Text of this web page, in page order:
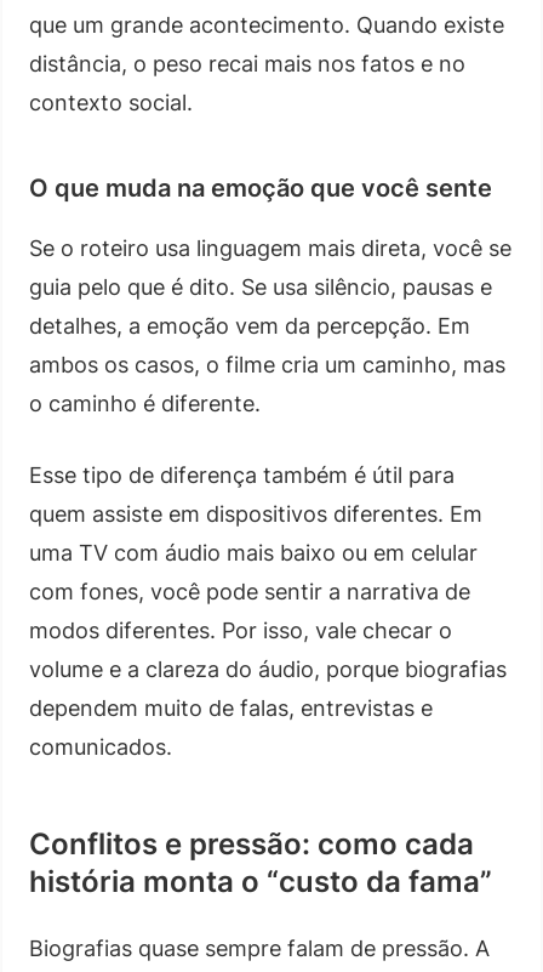
que um grande acontecimento. Quando existe
distância, o peso recai mais nos fatos e no
contexto social.
O que muda na emoção que você sente
Se o roteiro usa linguagem mais direta, você se
guia pelo que é dito. Se usa silêncio, pausas e
detalhes, a emoção vem da percepção. Em
ambos os casos, o filme cria um caminho, mas
o caminho é diferente.
Esse tipo de diferença também é útil para
quem assiste em dispositivos diferentes. Em
uma TV com áudio mais baixo ou em celular
com fones, você pode sentir a narrativa de
modos diferentes. Por isso, vale checar o
volume e a clareza do áudio, porque biografias
dependem muito de falas, entrevistas e
comunicados.
Conflitos e pressão: como cada
história monta o “custo da fama”
Biografias quase sempre falam de pressão. A